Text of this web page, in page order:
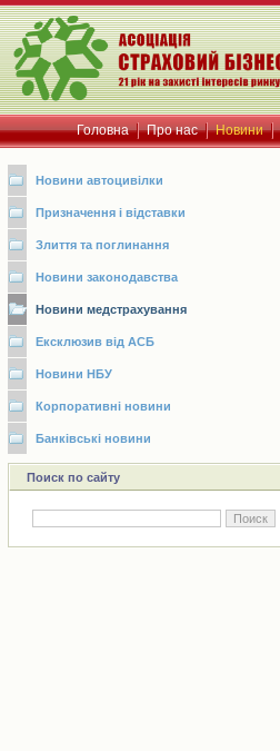
Головна Про нас Новини
Новини автоцивілки
Призначення і відставки
Злиття та поглинання
Новини законодавства
Новини медстрахування
Ексклюзив від АСБ
Новини НБУ
Корпоративні новини
Банківські новини
Поиск по сайту